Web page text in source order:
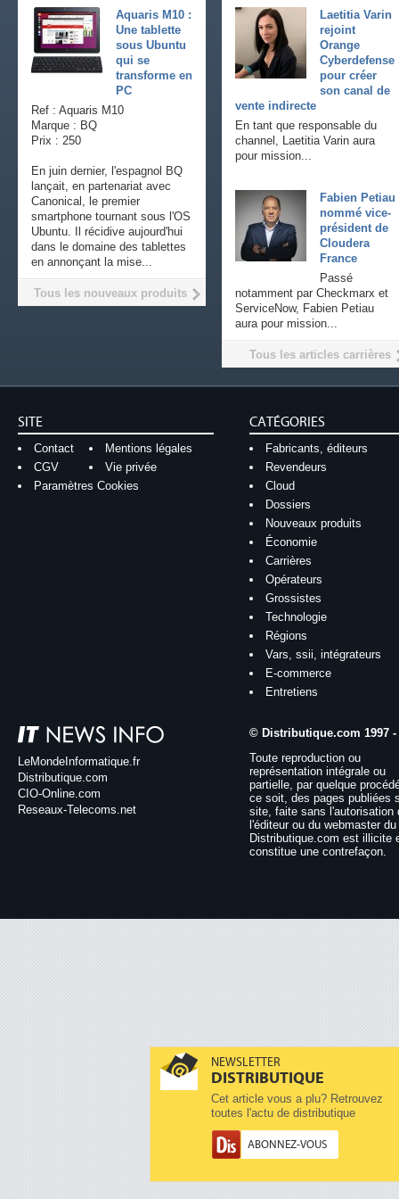
NEWSLETTER
DISTRIBUTIQUE
Cet article vous a plu? Retrouvez
toutes l'actu de distributique
ABONNEZ-VOUS
Laetitia Varin
rejoint
Orange
Cyberdefense
pour créer
son canal de
vente indirecte
En tant que responsable du
channel, Laetitia Varin aura
pour mission...
Fabien Petiau
nommé vice-
président de
Cloudera
France
Passé
notamment par Checkmarx et
ServiceNow, Fabien Petiau
aura pour mission...
Tous les articles carrières
Aquaris M10 :
Une tablette
sous Ubuntu
qui se
transforme en
PC
Ref : Aquaris M10
Marque : BQ
Prix : 250
En juin dernier, l'espagnol BQ
lançait, en partenariat avec
Canonical, le premier
smartphone tournant sous l'OS
Ubuntu. Il récidive aujourd'hui
dans le domaine des tablettes
en annonçant la mise...
Tous les nouveaux produits
SITE
Contact
Mentions légales
CGV
Vie privée
Paramètres Cookies
CATÉGORIES
Fabricants, éditeurs
Revendeurs
Cloud
Dossiers
Nouveaux produits
Économie
Carrières
Opérateurs
Grossistes
Technologie
Régions
Vars, ssii, intégrateurs
E-commerce
Entretiens
LeMondeInformatique.fr
Distributique.com
CIO-Online.com
Reseaux-Telecoms.net
© Distributique.com 1997 -
Toute reproduction ou
représentation intégrale ou
partielle, par quelque
ce soit, des pages publiées
site, faite sans l'autorisation
l'éditeur ou du webmaster
Distributique.com est illicite
constitue une contrefaçon.